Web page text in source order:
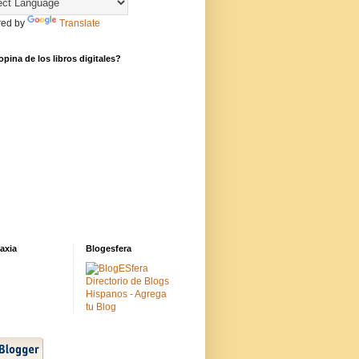
by Translate
de los libros digitales?
Blogesfera